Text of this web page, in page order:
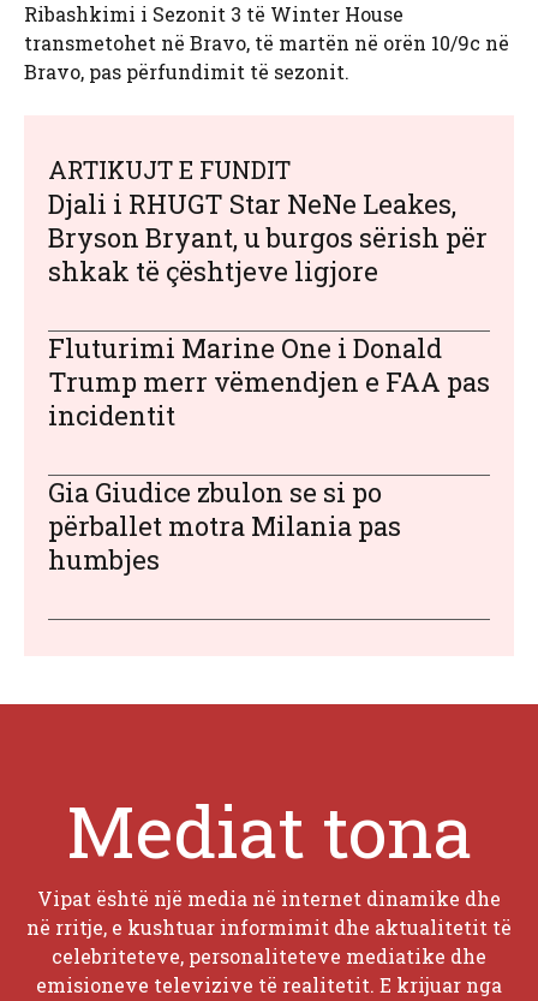
Ribashkimi i Sezonit 3 të Winter House
transmetohet në Bravo, të martën në orën 10/9c në
Bravo, pas përfundimit të sezonit.
ARTIKUJT E FUNDIT
Djali i RHUGT Star NeNe Leakes,
Bryson Bryant, u burgos sërish për
shkak të çështjeve ligjore
Fluturimi Marine One i Donald
Trump merr vëmendjen e FAA pas
incidentit
Gia Giudice zbulon se si po
përballet motra Milania pas
humbjes
Mediat tona
Vipat është një media në internet dinamike dhe
në rritje, e kushtuar informimit dhe aktualitetit të
celebriteteve, personaliteteve mediatike dhe
emisioneve televizive të realitetit. E krijuar nga